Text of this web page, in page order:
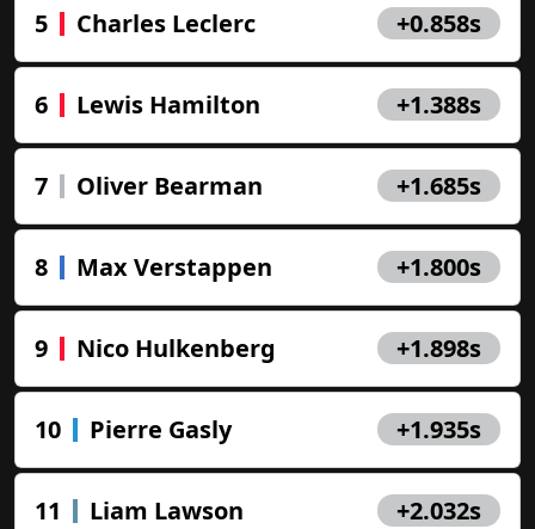
5 Charles Leclerc +0.858s
6 Lewis Hamilton +1.388s
7 Oliver Bearman +1.685s
8 Max Verstappen +1.800s
9 Nico Hulkenberg +1.898s
10 Pierre Gasly +1.935s
11 Liam Lawson +2.032s